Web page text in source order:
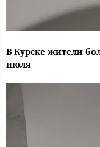
В Курске жители
июля